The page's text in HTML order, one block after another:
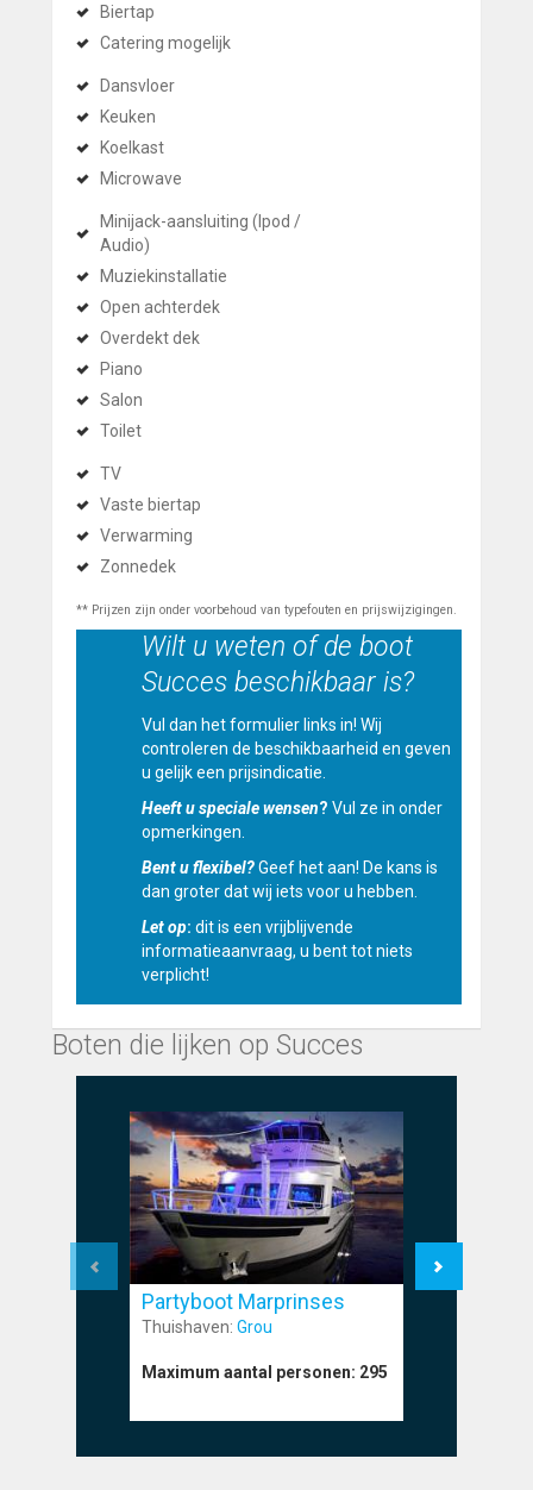
Biertap
Catering mogelijk
Dansvloer
Keuken
Koelkast
Microwave
Minijack-aansluiting (Ipod /
Audio)
Muziekinstallatie
Open achterdek
Overdekt dek
Piano
Salon
Toilet
TV
Vaste biertap
Verwarming
Zonnedek
** Prijzen zijn onder voorbehoud van typefouten en prijswijzigingen.
Wilt u weten of de boot
Succes beschikbaar is?
Vul dan het formulier links in! Wij
controleren de beschikbaarheid en geven
u gelijk een prijsindicatie.
Heeft u speciale wensen? Vul ze in onder
opmerkingen.
Bent u flexibel?Geef het aan! De kans is
dan groter dat wij iets voor u hebben.
Let op: dit is een vrijblijvende
informatieaanvraag, u bent tot niets
verplicht!
Boten die lijken op Succes
Partyboot Marprinses
Thuishaven: Grou
Maximum aantal personen: 295